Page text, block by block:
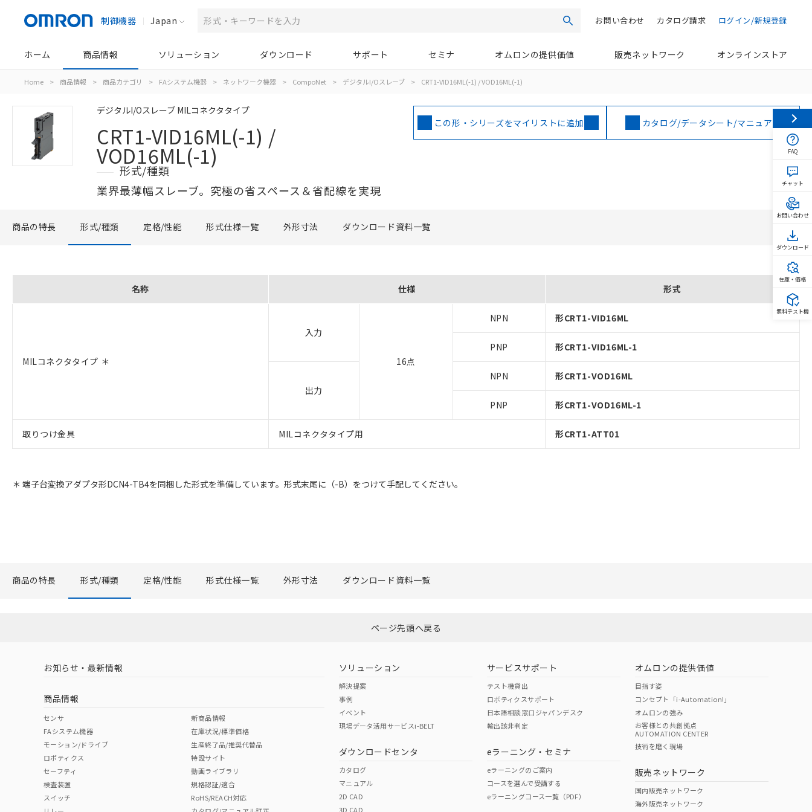
制御機器 Japan 検索 ログイン/新規登録
カタログ請求
お問い合わせ
ホーム 商品情報 ソリューション ダウンロード サポート セミナ オムロンの提供価値 販売ネットワーク オンラインストア
Home > 商品情報 > 商品カテゴリ > FAシステム機器 > ネットワーク機器 > CompoNet > デジタルI/Oスレーブ > CRT1-VID16ML(-1) / VOD16ML(-1)
デジタルI/Oスレーブ MILコネクタタイプ
CRT1-VID16ML(-1) /
VOD16ML(-1)
形式/種類
業界最薄幅スレーブ。究極の省スペース＆省配線を実現
この形・シリーズをマイリストに追加 カタログ/データシート/マニュアル
商品の特長 形式/種類 定格/性能 形式仕様一覧 外形寸法 ダウンロード資料一覧
名称 仕様 形式
MILコネクタタイプ ＊
入力
16点
NPN 形CRT1-VID16ML
PNP 形CRT1-VID16ML-1
出力
NPN 形CRT1-VOD16ML
PNP 形CRT1-VOD16ML-1
取りつけ金具 MILコネクタタイプ用 形CRT1-ATT01
＊ 端子台変換アダプタ形DCN4-TB4を同梱した形式を準備しています。形式末尾に（-B）をつけて手配してください。
商品の特長 形式/種類 定格/性能 形式仕様一覧 外形寸法 ダウンロード資料一覧
ページ先頭へ戻る
お知らせ・最新情報
商品情報
センサ
FAシステム機器
モーション/ドライブ
ロボティクス
セーフティ
検査装置
スイッチ
新商品情報
在庫状況/標準価格
生産終了品/推奨代替品
特設サイト
動画ライブラリ
規格認証/適合
RoHS/REACH対応
ソリューション
解決提案
事例
イベント
現場データ活用サービスi-BELT
ダウンロードセンタ
カタログ
マニュアル
2D CAD
3D CAD
サービスサポート
テスト機貸出
ロボティクスサポート
日本語相談窓口ジャパンデスク
輸出該非判定
eラーニング・セミナ
eラーニングのご案内
コースを選んで受講する
eラーニングコース一覧（PDF）
オムロンの提供価値
目指す姿
コンセプト「i-Automation!」
オムロンの強み
お客様との共創拠点
AUTOMATION CENTER
技術を磨く現場
販売ネットワーク
国内販売ネットワーク
海外販売ネットワーク
FAQ
チャット
お問い合わせ
ダウンロード
在庫・価格
無料テスト機